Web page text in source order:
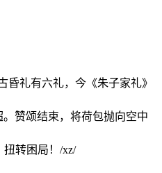
礼有六礼，今《朱子家礼》
赞颂结束，将荷包抛向空中
转困局！/xz/